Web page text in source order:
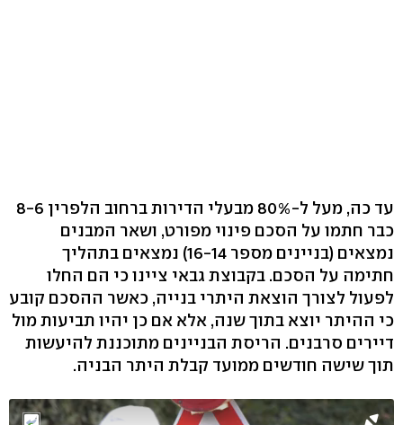
עד כה, מעל ל-80% מבעלי הדירות ברחוב הלפרין 8-6
כבר חתמו על הסכם פינוי מפורט, ושאר המבנים
נמצאים (בניינים מספר 16-14) נמצאים בתהליך
חתימה על הסכם. בקבוצת גבאי ציינו כי הם החלו
לפעול לצורך הוצאת היתרי בנייה, כאשר ההסכם קובע
כי ההיתר יוצא בתוך שנה, אלא אם כן יהיו תביעות מול
דיירים סרבנים. הריסת הבניינים מתוכננת להיעשות
תוך שישה חודשים ממועד קבלת היתר הבניה.